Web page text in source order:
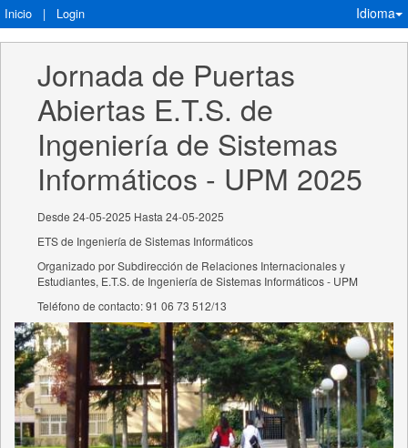
Inicio | Login Idioma
Jornada de Puertas
Abiertas E.T.S. de
Ingeniería de Sistemas
Informáticos - UPM 2025
Desde 24-05-2025 Hasta 24-05-2025
ETS de Ingeniería de Sistemas Informáticos
Organizado por Subdirección de Relaciones Internacionales y
Estudiantes, E.T.S. de Ingeniería de Sistemas Informáticos - UPM
Teléfono de contacto: 91 06 73 512/13